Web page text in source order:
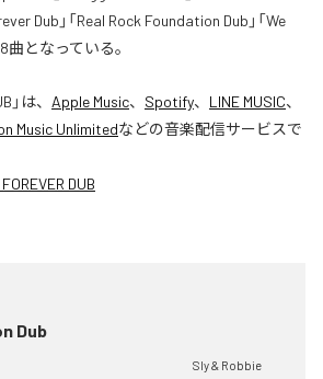
Dub」「Real Rock Foundation Dub」「We
曲となっている。
」は、 Apple Music、 Spotify、 LINE MUSIC、
Music Unlimitedなどの音楽配信サービスで
DUB
Dub
Sly & Robbie